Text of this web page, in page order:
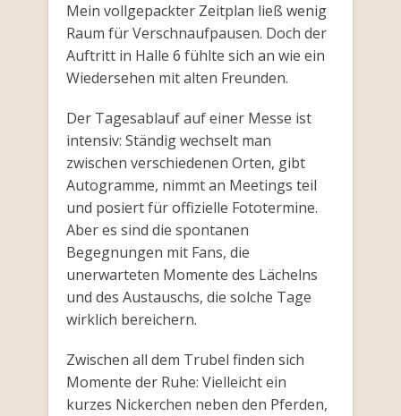
Mein vollgepackter Zeitplan ließ wenig
Raum für Verschnaufpausen. Doch der
Auftritt in Halle 6 fühlte sich an wie ein
Wiedersehen mit alten Freunden.
Der Tagesablauf auf einer Messe ist
intensiv: Ständig wechselt man
zwischen verschiedenen Orten, gibt
Autogramme, nimmt an Meetings teil
und posiert für offizielle Fototermine.
Aber es sind die spontanen
Begegnungen mit Fans, die
unerwarteten Momente des Lächelns
und des Austauschs, die solche Tage
wirklich bereichern.
Zwischen all dem Trubel finden sich
Momente der Ruhe: Vielleicht ein
kurzes Nickerchen neben den Pferden,